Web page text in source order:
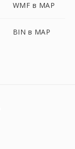
WMF в MAP
BIN в MAP